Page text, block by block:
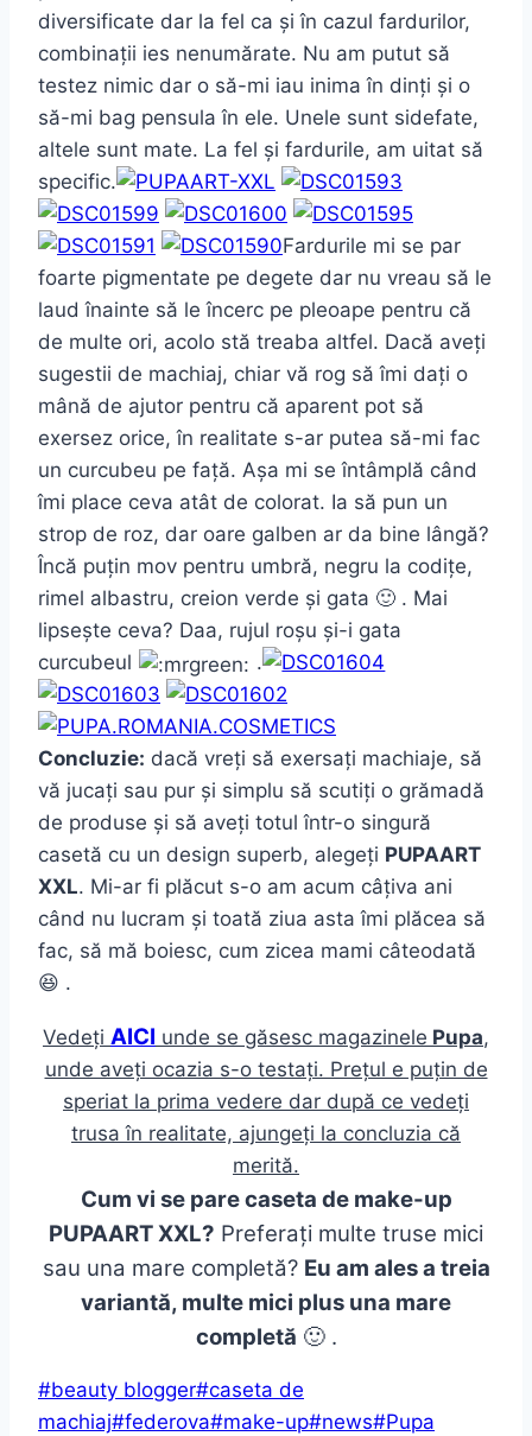
diversificate dar la fel ca și în cazul fardurilor,
combinații ies nenumărate. Nu am putut să
testez nimic dar o să-mi iau inima în dinți și o
să-mi bag pensula în ele. Unele sunt sidefate,
altele sunt mate. La fel și fardurile, am uitat să
specific.
Fardurile mi se par
foarte pigmentate pe degete dar nu vreau să le
laud înainte să le încerc pe pleoape pentru că
de multe ori, acolo stă treaba altfel. Dacă aveți
sugestii de machiaj, chiar vă rog să îmi dați o
mână de ajutor pentru că aparent pot să
exersez orice, în realitate s-ar putea să-mi fac
un curcubeu pe față. Așa mi se întâmplă când
îmi place ceva atât de colorat. Ia să pun un
strop de roz, dar oare galben ar da bine lângă?
Încă puțin mov pentru umbră, negru la codițe,
rimel albastru, creion verde și gata 🙂 . Mai
lipsește ceva? Daa, rujul roșu și-i gata
curcubeul
.
Concluzie: dacă vreți să exersați machiaje, să
vă jucați sau pur și simplu să scutiți o grămadă
de produse și să aveți totul într-o singură
casetă cu un design superb, alegeți PUPAART
XXL. Mi-ar fi plăcut s-o am acum câțiva ani
când nu lucram și toată ziua asta îmi plăcea să
fac, să mă boiesc, cum zicea mami câteodată
😆 .
Vedeți AICI unde se găsesc magazinele Pupa,
unde aveți ocazia s-o testați. Prețul e puțin de
speriat la prima vedere dar după ce vedeți
trusa în realitate, ajungeți la concluzia că
merită.
Cum vi se pare caseta de make-up
PUPAART XXL? Preferați multe truse mici
sau una mare completă? Eu am ales a treia
variantă, multe mici plus una mare
completă 🙂 .
Post
Tags:
#beauty blogger#caseta de
machiaj#federova#make-up#news#Pupa